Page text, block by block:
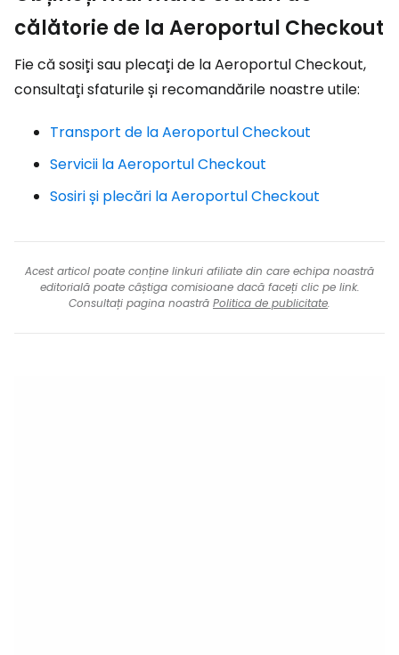
călătorie de la Aeroportul Checkout
Fie că sosiți sau plecați de la Aeroportul Checkout,
consultați sfaturile și recomandările noastre utile:
Transport de la Aeroportul Checkout
Servicii la Aeroportul Checkout
Sosiri și plecări la Aeroportul Checkout
Acest articol poate conține linkuri afiliate din care echipa noastră
editorială poate câștiga comisioane dacă faceți clic pe link.
Consultați pagina noastră Politica de publicitate.